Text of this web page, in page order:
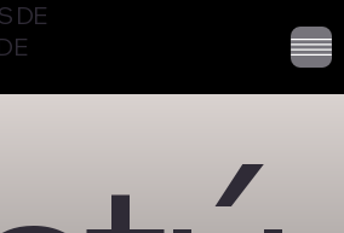
DE